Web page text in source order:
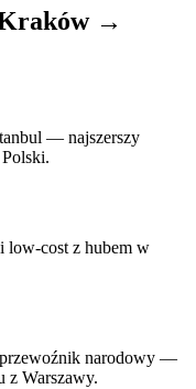
→
— najszerszy
low-cost z hubem w
narodowy —
z Warszawy.